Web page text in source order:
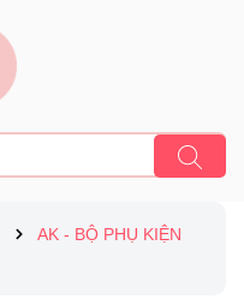
AK - BỘ PHỤ KIỆN